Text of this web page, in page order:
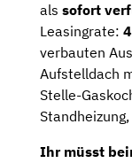
als sofort
Leasingrate:
verbauten
Aufstelldach
Stelle-
Ihr müsst